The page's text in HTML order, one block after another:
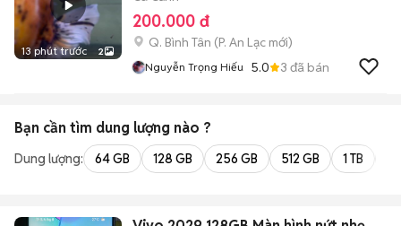
13 phút trước 2
200.000 đ
Q. Bình Tân (P. An Lạc mới)
Nguyễn Trọng Hiếu 5.0 3 đã bán
Bạn cần tìm dung lượng nào ?
Dung lượng: 64 GB 128 GB 256 GB 512 GB 1 TB